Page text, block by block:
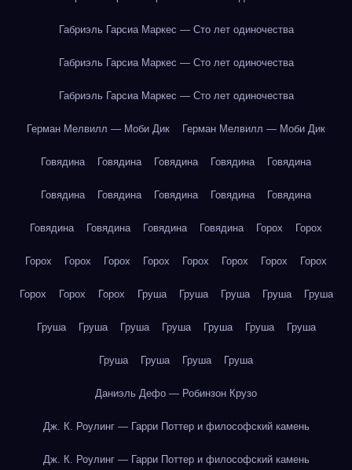
Габриэль Гарсиа Маркес — Сто лет одиночества
Габриэль Гарсиа Маркес — Сто лет одиночества
Габриэль Гарсиа Маркес — Сто лет одиночества
Герман Мелвилл — Моби Дик Герман Мелвилл — Моби Дик
Говядина Говядина Говядина Говядина Говядина
Говядина Говядина Говядина Говядина Говядина
Говядина Говядина Говядина Говядина Горох Горох
Горох Горох Горох Горох Горох Горох Горох Горох
Горох Горох Горох Груша Груша Груша Груша Груша
Груша Груша Груша Груша Груша Груша Груша
Груша Груша Груша Груша
Даниэль Дефо — Робинзон Крузо
Дж. К. Роулинг — Гарри Поттер и философский камень
Дж. К. Роулинг — Гарри Поттер и философский камень